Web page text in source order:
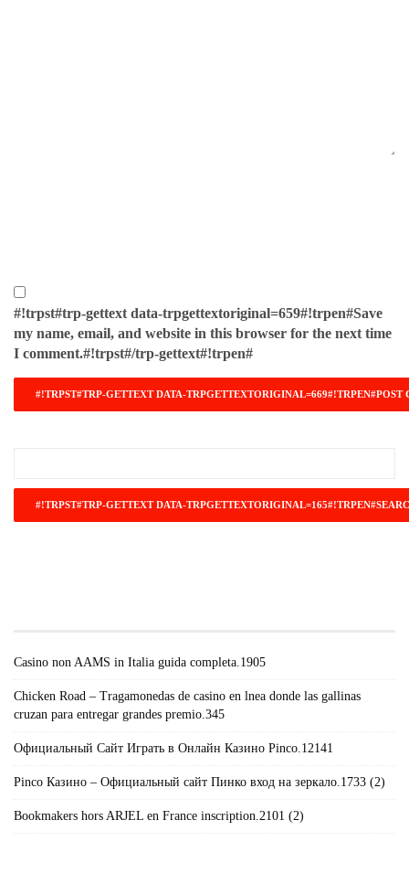
#!trpst#trp-gettext data-trpgettextoriginal=659#!trpen#Save
my name, email, and website in this browser for the next time
I comment.#!trpst#/trp-gettext#!trpen#
Casino non AAMS in Italia guida completa.1905
Chicken Road – Tragamonedas de casino en lnea donde las gallinas
cruzan para entregar grandes premio.345
Официальный Сайт Играть в Онлайн Казино Pinco.12141
Pinco Казино – Официальный сайт Пинко вход на зеркало.1733 (2)
Bookmakers hors ARJEL en France inscription.2101 (2)